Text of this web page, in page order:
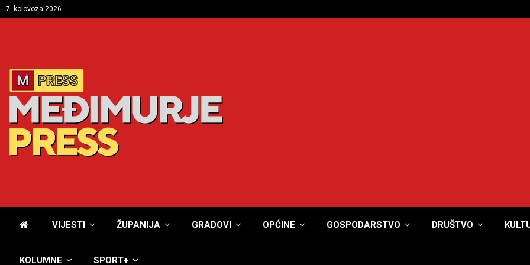
7. kolovoza 2026
VIJESTI ŽUPANIJA GRADOVI OPĆINE GOSPODARSTVO DRUŠTVO
KOLUMNE SPORT+